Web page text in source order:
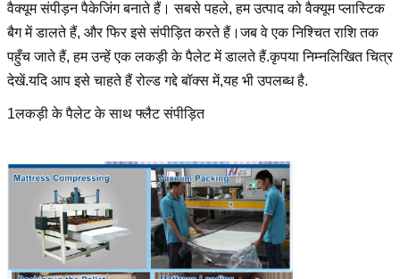
एक संदेश छोड़ें
वैक्यूम संपीड़न पैकेजिंग बनाते हैं। सबसे पहले, हम उत्पाद को वैक्यूम प्लास्टिक
बैग में डालते हैं, और फिर इसे संपीड़ित करते हैं।जब वे एक निश्चित राशि तक
पहुँच जाते हैं, हम उन्हें एक लकड़ी के पैलेट में डालते हैं.कृपया निम्नलिखित चित्र
देखें.यदि आप इसे चाहते हैं रोल्ड गद्दे बॉक्स में,यह भी उपलब्ध है.
1लकड़ी के पैलेट के साथ फ्लैट संपीड़ित